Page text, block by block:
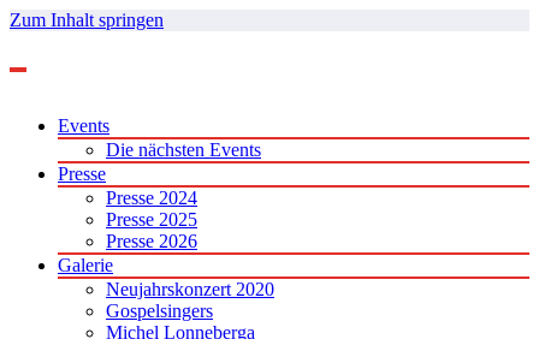
Zum Inhalt springen
Events
Die nächsten Events
Presse
Presse 2024
Presse 2025
Presse 2026
Galerie
Neujahrskonzert 2020
Gospelsingers
Michel Lonneberga